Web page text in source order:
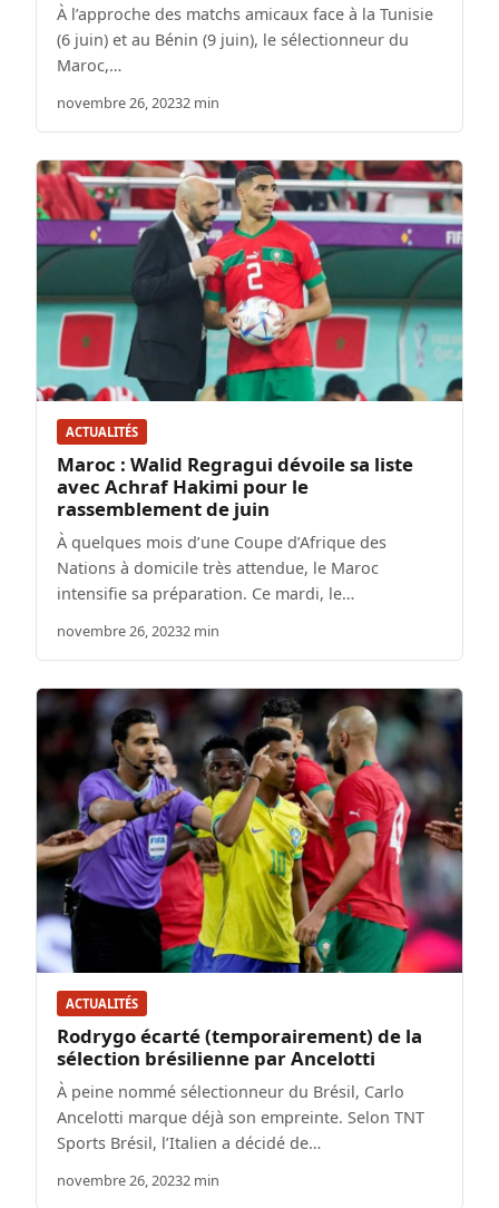
À l’approche des matchs amicaux face à la Tunisie
(6 juin) et au Bénin (9 juin), le sélectionneur du
Maroc,…
novembre 26, 20232 min
ACTUALITÉS
Maroc : Walid Regragui dévoile sa liste
avec Achraf Hakimi pour le
rassemblement de juin
À quelques mois d’une Coupe d’Afrique des
Nations à domicile très attendue, le Maroc
intensifie sa préparation. Ce mardi, le…
novembre 26, 20232 min
ACTUALITÉS
Rodrygo écarté (temporairement) de la
sélection brésilienne par Ancelotti
À peine nommé sélectionneur du Brésil, Carlo
Ancelotti marque déjà son empreinte. Selon TNT
Sports Brésil, l’Italien a décidé de…
novembre 26, 20232 min